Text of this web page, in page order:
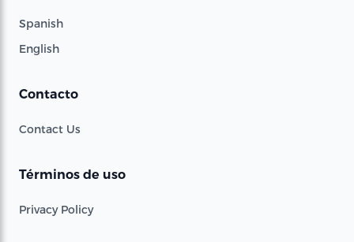
Spanish
English
Contacto
Contact Us
Términos de uso
Privacy Policy